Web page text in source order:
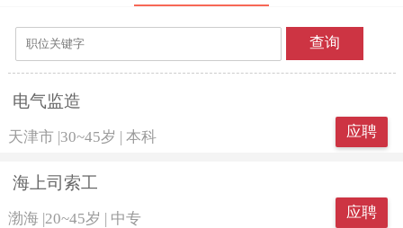
查询
电气监造
天津市 30~45岁 本科 应聘
海上司索工
渤海|20~45岁 | 中专 应聘